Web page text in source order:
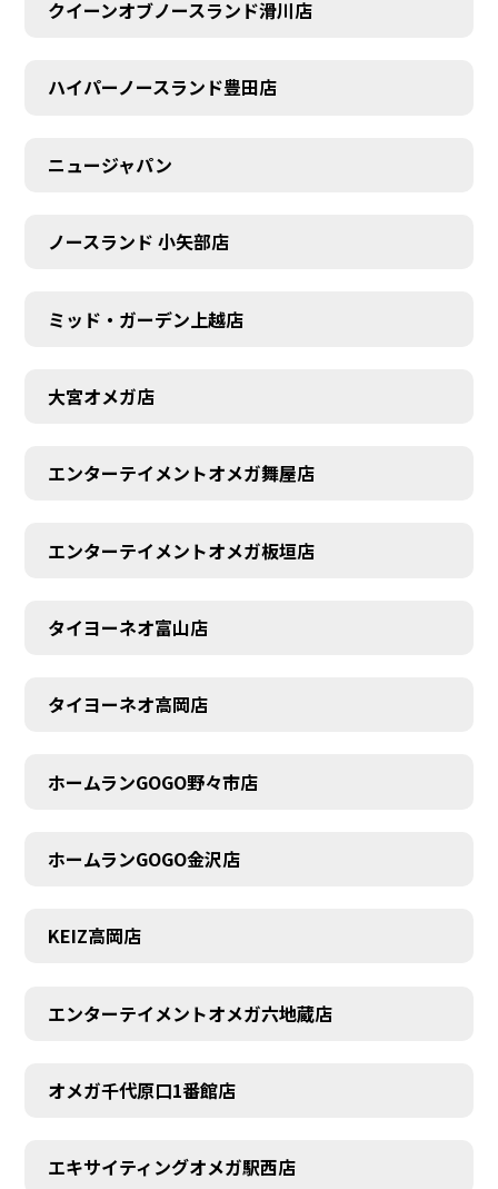
AUDITION
クイーンオブノースランド滑川店
ハイパーノースランド豊田店
ニュージャパン
ノースランド 小矢部店
ミッド・ガーデン上越店
大宮オメガ店
エンターテイメントオメガ舞屋店
エンターテイメントオメガ板垣店
タイヨーネオ富山店
タイヨーネオ高岡店
ホームランGOGO野々市店
ホームランGOGO金沢店
KEIZ高岡店
エンターテイメントオメガ六地蔵店
オメガ千代原口1番館店
エキサイティングオメガ駅西店